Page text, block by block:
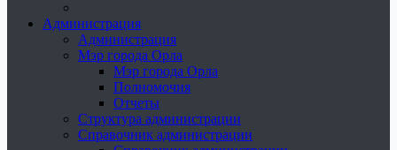
Администрация
Администрация
Мэр города Орла
Мэр города Орла
Полномочия
Отчеты
Структура администрации
Справочник администрации